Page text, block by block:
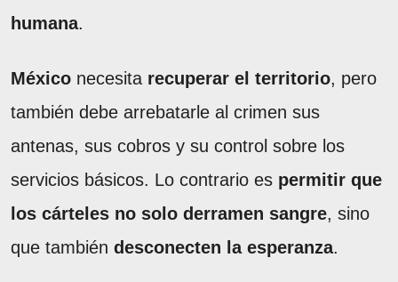
humana.
México necesita recuperar el territorio, pero
también debe arrebatarle al crimen sus
antenas, sus cobros y su control sobre los
servicios básicos. Lo contrario es permitir que
los cárteles no solo derramen sangre, sino
que también desconecten la esperanza.